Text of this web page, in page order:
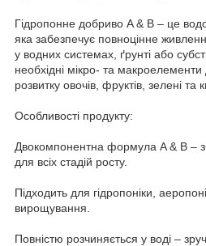
Гідропонне добриво A & B – це
яка забезпечує повноцінне
у водних системах, ґрунті або
необхідні мікро- та макроелементи
розвитку овочів, фруктів, зелені та
Особливості продукту:
Двокомпонентна формула A & B –
для всіх стадій росту.
Підходить для гідропоніки,
вирощування.
Повністю розчиняється у воді –